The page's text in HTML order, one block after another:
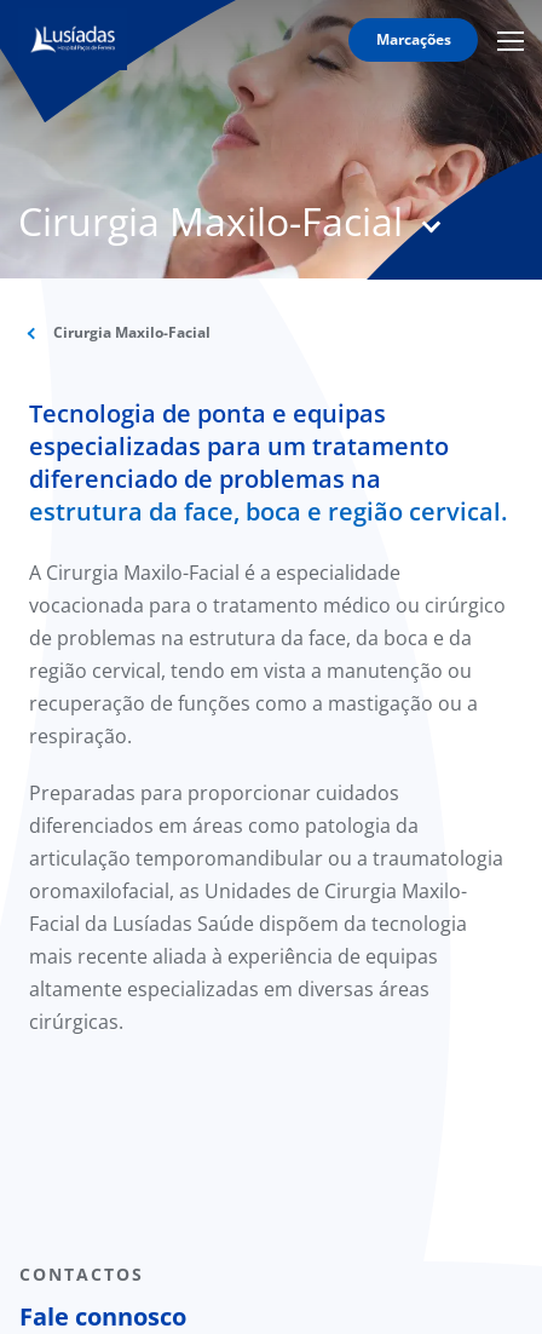
Marcações
Icon
Lusíadas
Hospitais
e
Clínico
Acordos
Cirurgia Maxilo-Facial
Cirurgia Maxilo-Facial
Tecnologia de ponta e equipas
especializadas para um tratamento
diferenciado de problemas na
estrutura da face, boca e região cervical.
A Cirurgia Maxilo-Facial é a especialidade
vocacionada para o tratamento médico ou cirúrgico
de problemas na estrutura da face, da boca e da
região cervical, tendo em vista a manutenção ou
recuperação de funções como a mastigação ou a
respiração.
Preparadas para proporcionar cuidados
diferenciados em áreas como patologia da
articulação temporomandibular ou a traumatologia
oromaxilofacial, as Unidades de Cirurgia Maxilo-
Facial da Lusíadas Saúde dispõem da tecnologia
mais recente aliada à experiência de equipas
altamente especializadas em diversas áreas
cirúrgicas.
CONTACTOS
Fale connosco